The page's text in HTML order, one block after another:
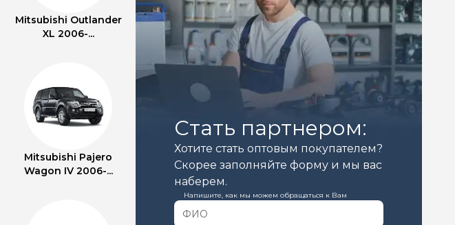
Mitsubishi Outlander
XL 2006-...
Mitsubishi Pajero
Wagon IV 2006-...
Стать партнером:
Хотите стать оптовым покупателем?
Скорее заполняйте форму и мы вас
наберем.
Напишите, как мы можем обращаться к Вам